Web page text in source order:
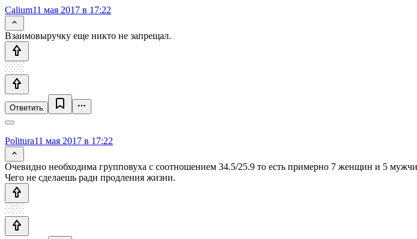
Calium11 мая 2017 в 17:22
Взаимовыручку еще никто не запрещал.
Ответить
Politura11 мая 2017 в 17:22
Очевидно необходима групповуха с соотношением 34.5/25.9 то есть примерно 7 женщин и 5
Чего не сделаешь ради продления жизни.